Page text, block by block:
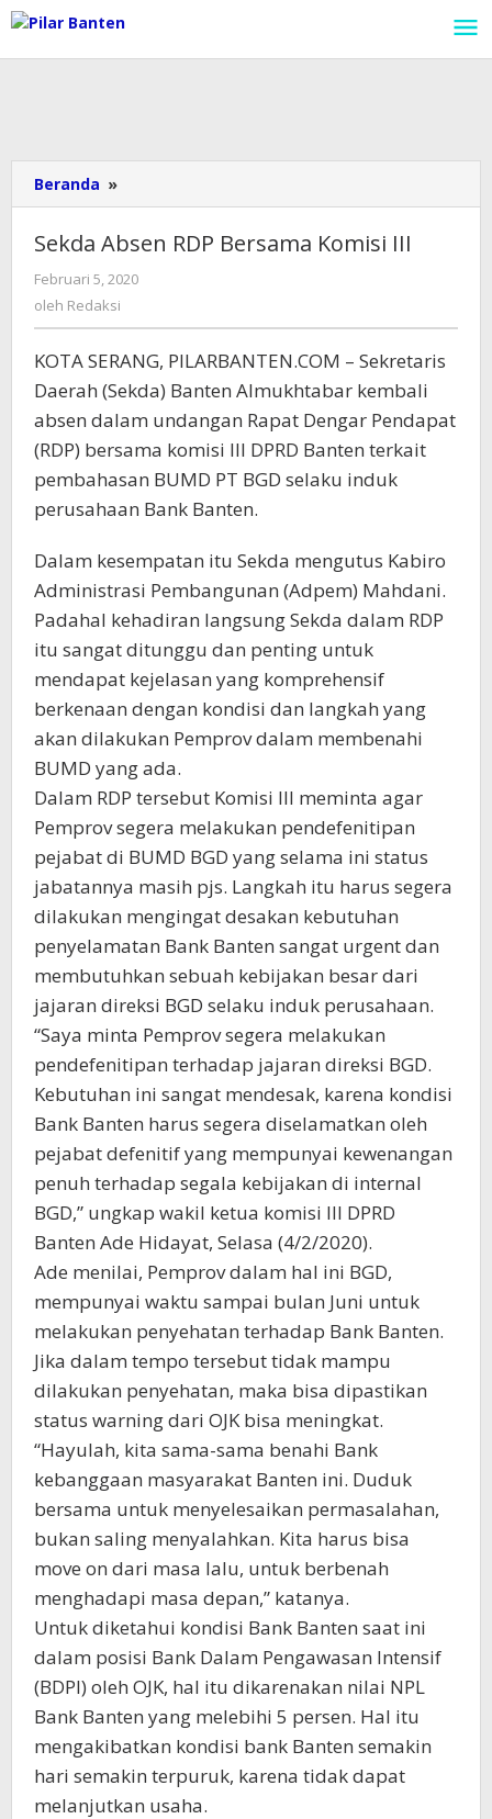
Lewati
ke
konten
Beranda »
Absen
Bersama
Komisi
Sekda Absen RDP Bersama Komisi III
Februari 5, 2020
oleh Redaksi
KOTA SERANG, PILARBANTEN.COM – Sekretaris
Daerah (Sekda) Banten Almukhtabar kembali
absen dalam undangan Rapat Dengar Pendapat
(RDP) bersama komisi III DPRD Banten terkait
pembahasan BUMD PT BGD selaku induk
perusahaan Bank Banten.
Dalam kesempatan itu Sekda mengutus Kabiro
Administrasi Pembangunan (Adpem) Mahdani.
Padahal kehadiran langsung Sekda dalam RDP
itu sangat ditunggu dan penting untuk
mendapat kejelasan yang komprehensif
berkenaan dengan kondisi dan langkah yang
akan dilakukan Pemprov dalam membenahi
BUMD yang ada.
Dalam RDP tersebut Komisi III meminta agar
Pemprov segera melakukan pendefenitipan
pejabat di BUMD BGD yang selama ini status
jabatannya masih pjs. Langkah itu harus segera
dilakukan mengingat desakan kebutuhan
penyelamatan Bank Banten sangat urgent dan
membutuhkan sebuah kebijakan besar dari
jajaran direksi BGD selaku induk perusahaan.
“Saya minta Pemprov segera melakukan
pendefenitipan terhadap jajaran direksi BGD.
Kebutuhan ini sangat mendesak, karena kondisi
Bank Banten harus segera diselamatkan oleh
pejabat defenitif yang mempunyai kewenangan
penuh terhadap segala kebijakan di internal
BGD,” ungkap wakil ketua komisi III DPRD
Banten Ade Hidayat, Selasa (4/2/2020).
Ade menilai, Pemprov dalam hal ini BGD,
mempunyai waktu sampai bulan Juni untuk
melakukan penyehatan terhadap Bank Banten.
Jika dalam tempo tersebut tidak mampu
dilakukan penyehatan, maka bisa dipastikan
status warning dari OJK bisa meningkat.
“Hayulah, kita sama-sama benahi Bank
kebanggaan masyarakat Banten ini. Duduk
bersama untuk menyelesaikan permasalahan,
bukan saling menyalahkan. Kita harus bisa
move on dari masa lalu, untuk berbenah
menghadapi masa depan,” katanya.
Untuk diketahui kondisi Bank Banten saat ini
dalam posisi Bank Dalam Pengawasan Intensif
(BDPI) oleh OJK, hal itu dikarenakan nilai NPL
Bank Banten yang melebihi 5 persen. Hal itu
mengakibatkan kondisi bank Banten semakin
hari semakin terpuruk, karena tidak dapat
melanjutkan usaha.